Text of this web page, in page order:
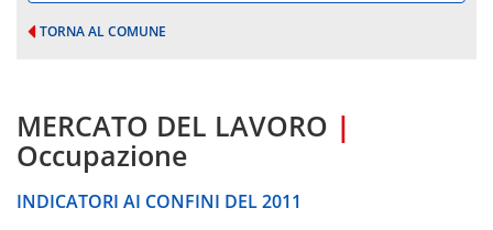
TORNA AL COMUNE
MERCATO DEL LAVORO |
Occupazione
INDICATORI AI CONFINI DEL 2011